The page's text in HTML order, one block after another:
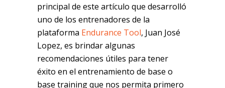
principal de este artículo que desarrolló
uno de los entrenadores de la
plataforma Endurance Tool, Juan José
Lopez, es brindar algunas
recomendaciones útiles para tener
éxito en el entrenamiento de base o
base training que nos permita primero